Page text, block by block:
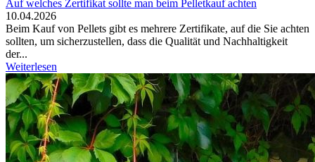
Auf welches Zertifikat sollte man beim Pelletkauf achten
10.04.2026
Beim Kauf von Pellets gibt es mehrere Zertifikate, auf die Sie achten
sollten, um sicherzustellen, dass die Qualität und Nachhaltigkeit
der...
Weiterlesen